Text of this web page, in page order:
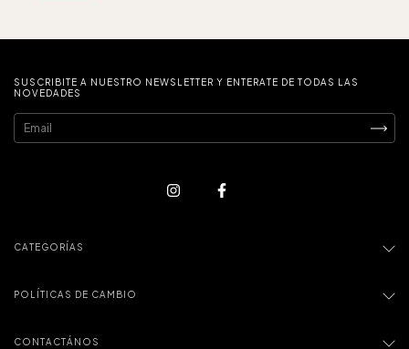
SUSCRIBITE A NUESTRO NEWSLETTER Y ENTERATE DE TODAS LAS
NOVEDADES
CATEGORÍAS
POLÍTICAS DE CAMBIO
CONTACTÁNOS